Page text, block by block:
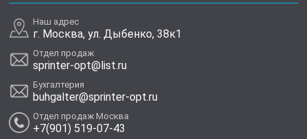
Наш адрес
г. Москва, ул. Дыбенко, 38к1
Отдел продаж
sprinter-opt@list.ru
Бухгалтерия
buhgalter@sprinter-opt.ru
Отдел продаж Москва
+7(901) 519-07-43